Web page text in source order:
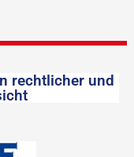
rechtlicher und